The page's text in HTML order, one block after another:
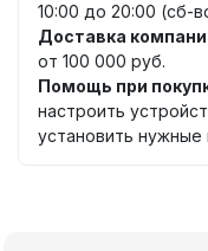
10:00 до 20:00 (сб-
Доставка
от 100 000 руб.
Помощь при
настроить
установить нужные